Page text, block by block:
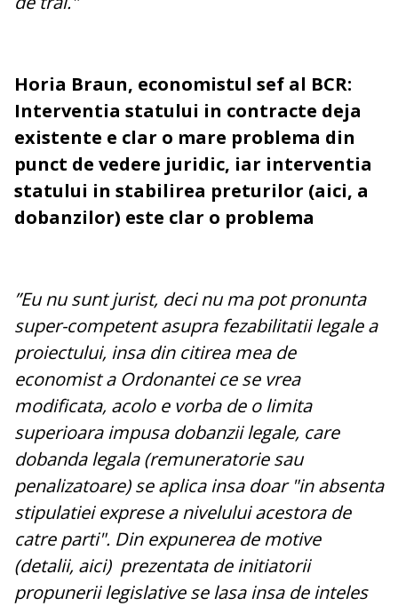
Horia Braun, economistul sef al BCR:
Interventia statului in contracte deja
existente e clar o mare problema din
punct de vedere juridic, iar interventia
statului in stabilirea preturilor (aici, a
dobanzilor) este clar o problema
”Eu nu sunt jurist, deci nu ma pot pronunta
super-competent asupra fezabilitatii legale a
proiectului, insa din citirea mea de
economist a Ordonantei ce se vrea
modificata, acolo e vorba de o limita
superioara impusa dobanzii legale, care
dobanda legala (remuneratorie sau
penalizatoare) se aplica insa doar "in absenta
stipulatiei exprese a nivelului acestora de
catre parti". Din expunerea de motive
(detalii, aici) prezentata de initiatorii
propunerii legislative se lasa insa de inteles